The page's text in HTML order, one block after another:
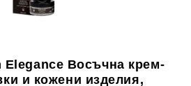
Elegance Восъчна крем-
и кожени изделия,